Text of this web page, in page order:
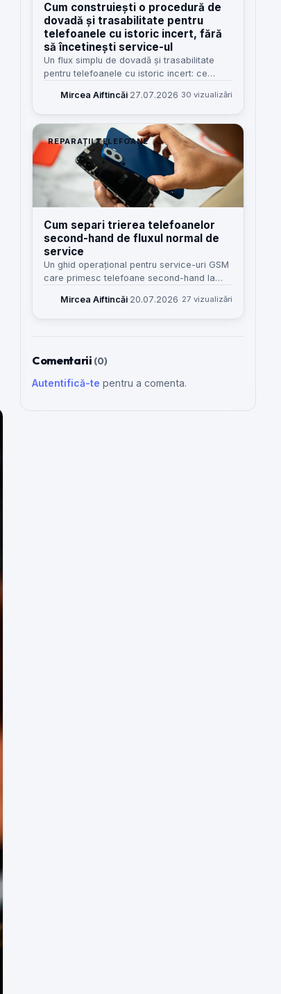
Cum construiești o procedură de
dovadă și trasabilitate pentru
telefoanele cu istoric incert, fără
să încetinești service-ul
Un flux simplu de dovadă și trasabilitate
pentru telefoanele cu istoric incert: ce
reduci disputele fără să blochezi recepția.
Mircea Aiftincăi·27.07.2026 30 vizualizări
REPARAȚII TELEFOANE
Cum separi trierea telefoanelor
second-hand de fluxul normal de
service
Un ghid operațional pentru service-uri GSM
care primesc telefoane second-hand la
să evite amestecul cu intrările normale în
Mircea Aiftincăi·20.07.2026 27 vizualizări
Comentarii (0)
Autentifică-te pentru a comenta.